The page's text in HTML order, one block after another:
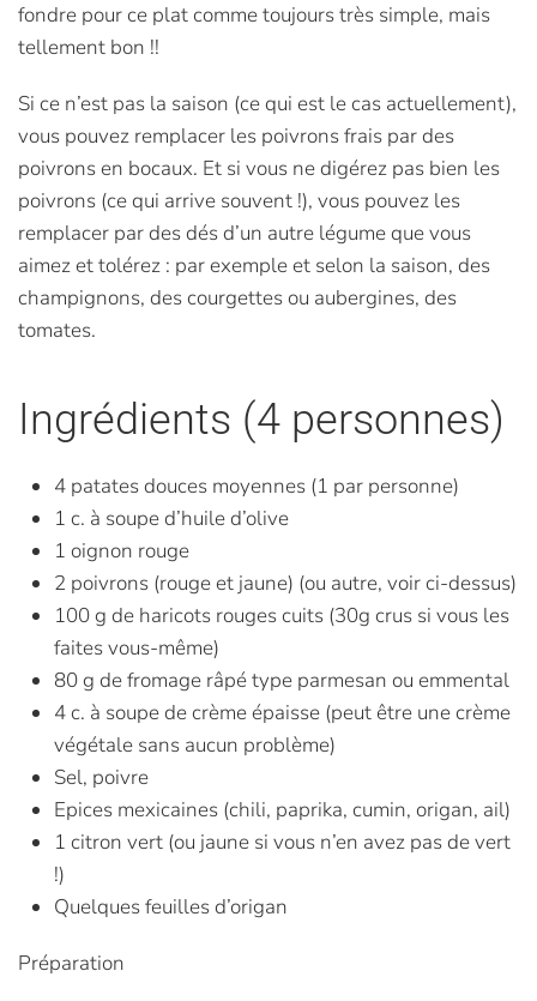
fondre pour ce plat comme toujours très simple, mais
tellement bon !!
Si ce n’est pas la saison (ce qui est le cas actuellement),
vous pouvez remplacer les poivrons frais par des
poivrons en bocaux. Et si vous ne digérez pas bien les
poivrons (ce qui arrive souvent !), vous pouvez les
remplacer par des dés d’un autre légume que vous
aimez et tolérez : par exemple et selon la saison, des
champignons, des courgettes ou aubergines, des
tomates.
Ingrédients (4 personnes)
4 patates douces moyennes (1 par personne)
1 c. à soupe d’huile d’olive
1 oignon rouge
2 poivrons (rouge et jaune) (ou autre, voir ci-dessus)
100 g de haricots rouges cuits (30g crus si vous les
faites vous-même)
80 g de fromage râpé type parmesan ou emmental
4 c. à soupe de crème épaisse (peut être une crème
végétale sans aucun problème)
Sel, poivre
Epices mexicaines (chili, paprika, cumin, origan, ail)
1 citron vert (ou jaune si vous n’en avez pas de vert
!)
Quelques feuilles d’origan
Préparation